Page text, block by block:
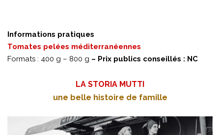
Informations pratiques
Tomates pelées méditerranéennes
Formats : 400 g – 800 g – Prix publics conseillés : NC
LA STORIA MUTTI
une belle histoire de famille